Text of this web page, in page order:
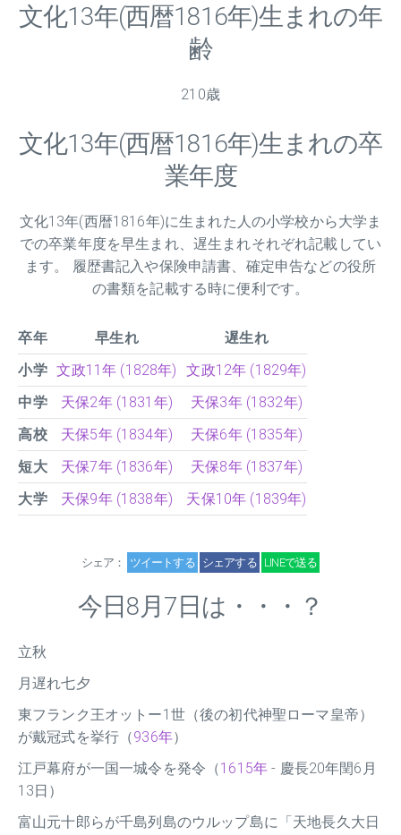
文化13年(西暦1816年)生まれの年
齢
210歳
文化13年(西暦1816年)生まれの卒
業年度
文化13年(西暦1816年)に生まれた人の小学校から大学ま
での卒業年度を早生まれ、遅生まれそれぞれ記載してい
ます。 履歴書記入や保険申請書、確定申告などの役所
の書類を記載する時に便利です。
卒年 早生れ
遅生れ
小学 文政11年 (1828年)
文政12年 (1829年)
中学
天保2年 (1831年)
天保3年 (1832年)
高校
天保5年 (1834年)
天保6年 (1835年)
短大
天保7年 (1836年)
天保8年 (1837年)
大学
天保9年 (1838年) 天保10年 (1839年)
シェア： ツイートする シェアする LINEで送る
今日8月7日は・・・？
立秋
月遅れ七夕
東フランク王オットー1世（後の初代神聖ローマ皇帝）
が戴冠式を挙行（936年）
江戸幕府が一国一城令を発令（1615年 - 慶長20年閏6月
13日）
富山元十郎らが千島列島のウルップ島に「天地長久大日